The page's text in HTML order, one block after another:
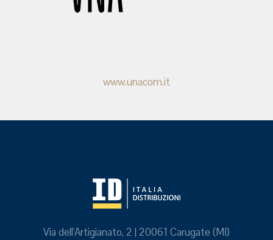
www.unacom.it
Via dell'Artigianato, 2 | 20061 Carugate (MI)